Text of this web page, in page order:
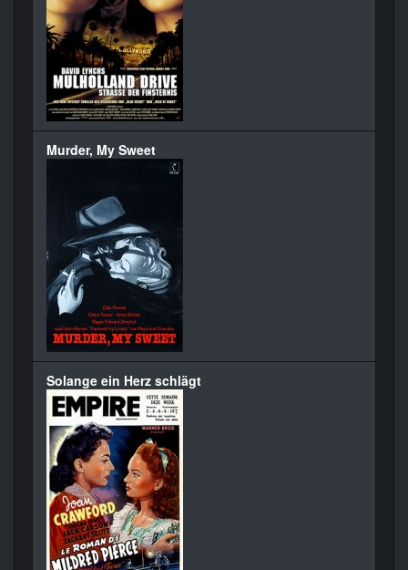
Murder, My Sweet
Solange ein Herz schlägt